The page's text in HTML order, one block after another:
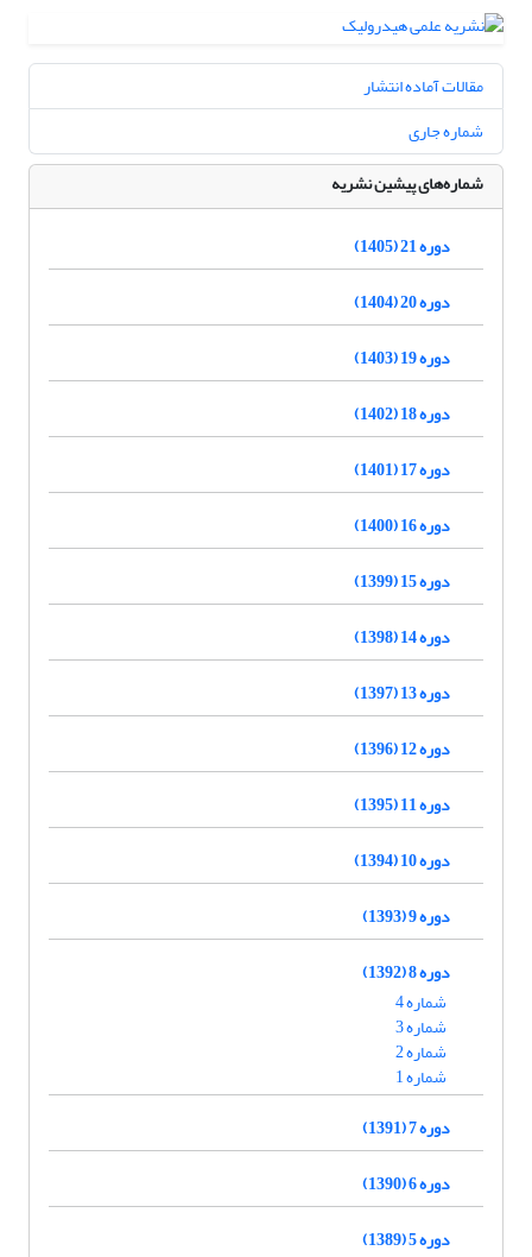
مقالات آماده انتشار
شماره جاری
شماره‌های پیشین نشریه
دوره 21 (1405)
دوره 20 (1404)
دوره 19 (1403)
دوره 18 (1402)
دوره 17 (1401)
دوره 16 (1400)
دوره 15 (1399)
دوره 14 (1398)
دوره 13 (1397)
دوره 12 (1396)
دوره 11 (1395)
دوره 10 (1394)
دوره 9 (1393)
دوره 8 (1392)
شماره 4
شماره 3
شماره 2
شماره 1
دوره 7 (1391)
دوره 6 (1390)
دوره 5 (1389)